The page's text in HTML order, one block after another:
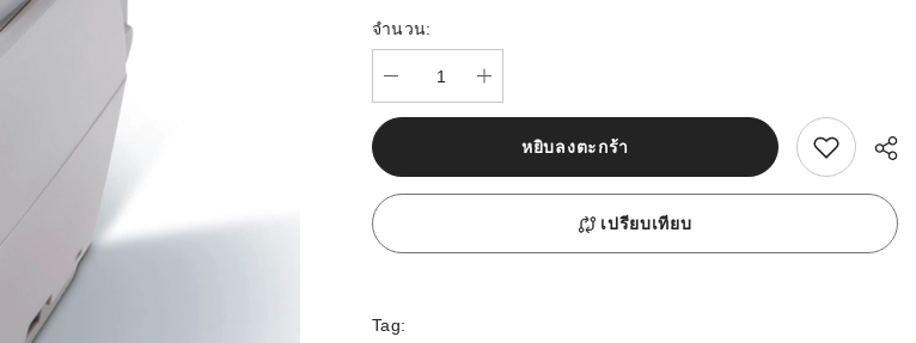
จำนวน:
หยิบลงตะกร้า สนใจสิ้นค้านี้
เปรียบเทียบ
Tag: